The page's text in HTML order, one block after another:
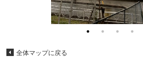
全体マップに戻る